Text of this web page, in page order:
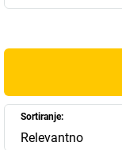
Sortiranje:
Relevantno